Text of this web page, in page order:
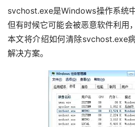
svchost.exe是Windows操作系统
但有时候它可能会被恶意软件利用
本文将介绍如何清除svchost.exe
解决方案。